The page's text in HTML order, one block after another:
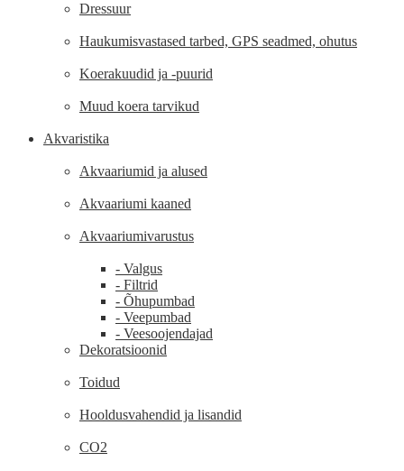
Dressuur
Haukumisvastased tarbed, GPS seadmed, ohutus
Koerakuudid ja -puurid
Muud koera tarvikud
Akvaristika
Akvaariumid ja alused
Akvaariumi kaaned
Akvaariumivarustus
- Valgus
- Filtrid
- Õhupumbad
- Veepumbad
- Veesoojendajad
Dekoratsioonid
Toidud
Hooldusvahendid ja lisandid
CO2